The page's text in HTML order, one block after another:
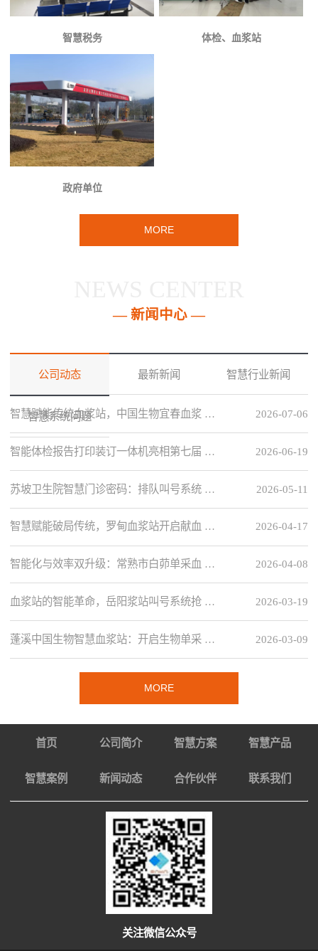
智慧税务 体检、血浆站
政府单位
MORE
— 新闻中心 —
公司动态 最新新闻 智慧行业新闻
智慧系统问题 2026-07-06
智慧赋能传统血浆站，中国生物宜春血浆 …
2026-06-19
智能体检报告打印装订一体机亮相第七届 …
2026-05-11
苏坡卫生院智慧门诊密码：排队叫号系统 …
2026-04-17
智慧赋能破局传统，罗甸血浆站开启献血 …
2026-04-08
智能化与效率双升级：常熟市白茆单采血 …
2026-03-19
血浆站的智能革命，岳阳浆站叫号系统抢 …
2026-03-09
蓬溪中国生物智慧血浆站：开启生物单采 …
MORE
首页 公司简介 智慧方案 智慧产品
智慧案例 新闻动态 合作伙伴 联系我们
关注微信公众号